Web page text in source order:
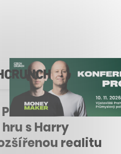
Go
s Harry
realitu